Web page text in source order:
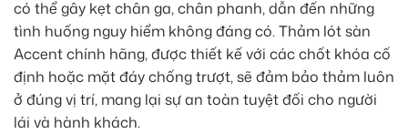
có thể gây kẹt chân ga, chân phanh, dẫn đến những
tình huống nguy hiểm không đáng có.Thảm lót sàn
Accentchính hãng, được thiết kế với các chốt khóa cố
định hoặc mặt đáy chống trượt, sẽ đảm bảo thảm luôn
ở đúng vị trí, mang lại sự an toàn tuyệt đối cho người
lái và hành khách.